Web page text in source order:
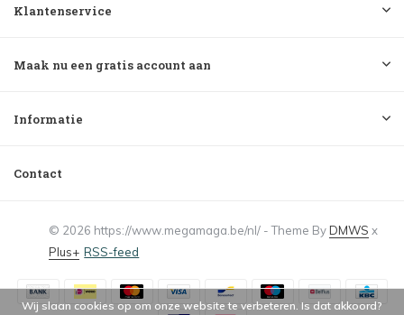
Klantenservice
Maak nu een gratis account aan
Informatie
Contact
© 2026 https://www.megamaga.be/nl/ - Theme ByDMWS x
Plus+ RSS-feed
Wij slaan cookies op om onze website te verbeteren. Is dat akkoord?